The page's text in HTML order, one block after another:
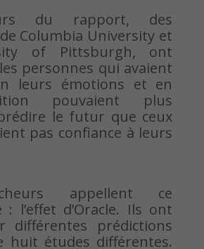
du rapport, des
Columbia University et
of Pittsburgh, ont
personnes qui avaient
leurs émotions et en
pouvaient plus
le futur que ceux
pas confiance à leurs
appellent ce
: l’effet d’Oracle. Ils ont
différentes prédictions
huit études différentes.